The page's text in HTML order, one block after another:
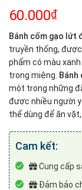
60.000₫
Bánh cốm gạo lứt
truyền thống,
phẩm có màu
trong miệng. Bánh
một trong những
được nhiều người
thể dùng để ăn
Cam kết:
Cung cấp
Đảm bảo